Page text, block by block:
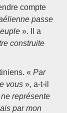
compte
passe
». Il a
construite
« Par
vous », a-t-il
représente
par mon